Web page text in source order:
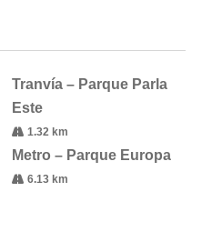
Tranvía – Parque Parla
Este
1.32 km
Metro – Parque Europa
6.13 km